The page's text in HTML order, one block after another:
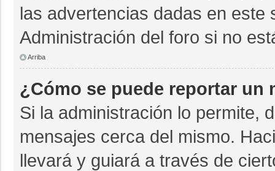
las advertencias dadas en este
Administración del foro si no
Arriba
¿Cómo se puede reportar un
Si la administración lo permite,
mensajes cerca del mismo.
llevará y guiará a través de